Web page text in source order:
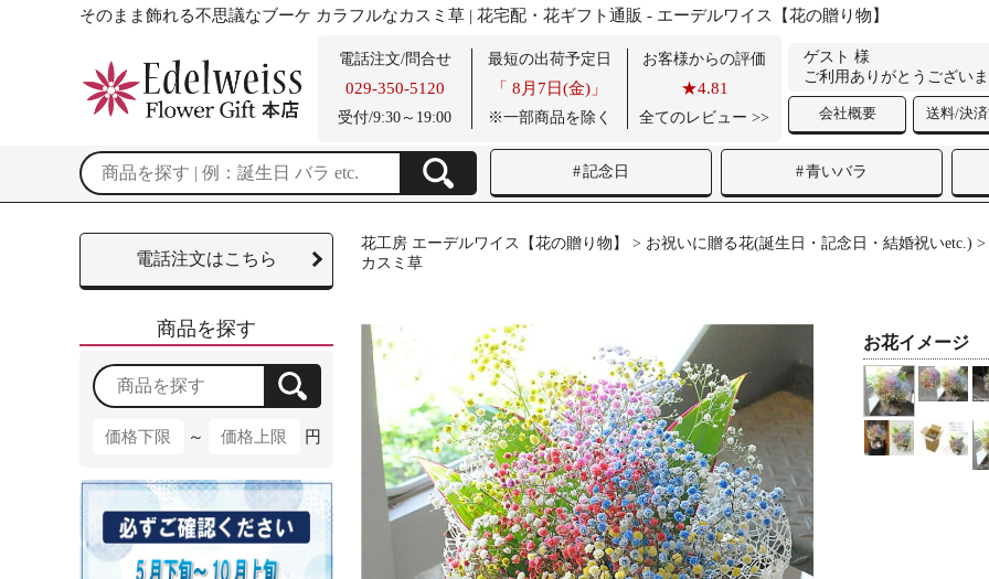
そのまま飾れる不思議なブーケ カラフルなカスミ草 | 花宅配・花ギフト通販 - エーデルワイス【花の贈り物】
電話注文/問合せ
029-350-5120
受付/9:30～19:00
最短の出荷予定日
「8月7日(金)」
※一部商品を除く
お客様からの評価
★4.81
全てのレビュー >>
ゲスト 様
ご利用ありがとうござい
会社概要 送料/決
記念日 青いバラ
電話注文はこちら
商品を探す
～ 円
花工房 エーデルワイス【花の贈り物】 > お祝いに贈る花(誕生日・記念日・結婚祝いetc.) >
カスミ草
お花イメージ